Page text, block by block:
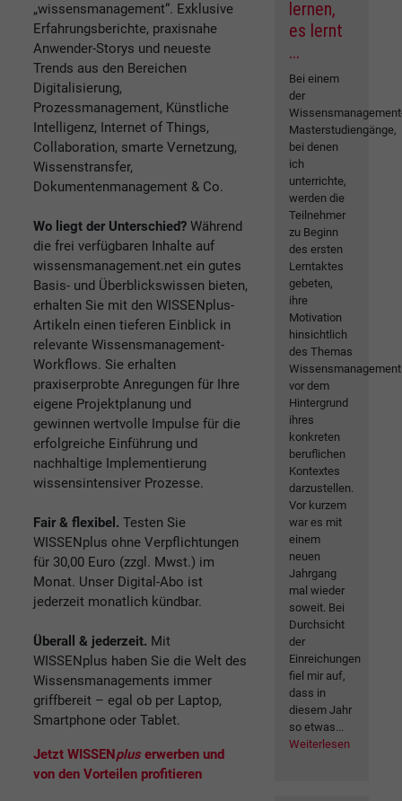
„wissensmanagement“. Exklusive
Erfahrungsberichte, praxisnahe
Anwender-Storys und neueste
Trends aus den Bereichen
Digitalisierung,
Prozessmanagement, Künstliche
Intelligenz, Internet of Things,
Collaboration, smarte Vernetzung,
Wissenstransfer,
Dokumentenmanagement & Co.
Wo liegt der Unterschied? Während
die frei verfügbaren Inhalte auf
wissensmanagement.net ein gutes
Basis- und Überblickswissen bieten,
erhalten Sie mit den WISSENplus-
Artikeln einen tieferen Einblick in
relevante Wissensmanagement-
Workflows. Sie erhalten
praxiserprobte Anregungen für Ihre
eigene Projektplanung und
gewinnen wertvolle Impulse für die
erfolgreiche Einführung und
nachhaltige Implementierung
wissensintensiver Prozesse.
Fair & flexibel. Testen Sie
WISSENplus ohne Verpflichtungen
für 30,00 Euro (zzgl. Mwst.) im
Monat. Unser Digital-Abo ist
jederzeit monatlich kündbar.
Überall & jederzeit. Mit
WISSENplus haben Sie die Welt des
Wissensmanagements immer
griffbereit – egal ob per Laptop,
Smartphone oder Tablet.
Jetzt WISSENplus erwerben und
von den Vorteilen profitieren
lernen,
es lernt
...
Bei einem
der
Masterstudiengänge,
bei denen
ich
unterrichte,
werden die
Teilnehmer
zu Beginn
des ersten
Lerntaktes
gebeten,
ihre
Motivation
hinsichtlich
des Themas
Wissensmanagement
vor dem
Hintergrund
ihres
konkreten
beruflichen
Kontextes
darzustellen.
Vor kurzem
war es mit
einem
neuen
Jahrgang
mal wieder
soweit. Bei
Durchsicht
der
Einreichungen
fiel mir auf,
dass in
diesem Jahr
so etwas...
Weiterlesen